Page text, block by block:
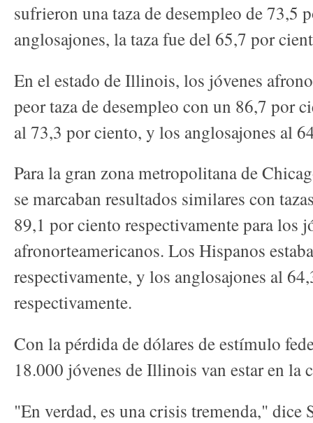
sufrieron una taza de desempleo de 73,5
anglosajones, la taza fue del 65,7 por
En el estado de Illinois, los jóvenes
peor taza de desempleo con un 86,7 por
al 73,3 por ciento, y los anglosajones al
Para la gran zona metropolitana de
se marcaban resultados similares con
89,1 por ciento respectivamente para los
afronorteamericanos. Los Hispanos
respectivamente, y los anglosajones al
respectivamente.
Con la pérdida de dólares de estímulo
18.000 jóvenes de Illinois van estar en la
"En verdad, es una crisis tremenda," dice